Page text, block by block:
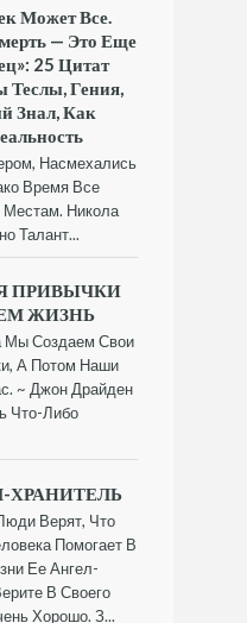
Может Все.
— Это Еще
25 Цитат
Теслы, Гения,
Знал, Как
Насмехались
Время Все
Никола
Талант...
ПРИВЫЧКИ
ЖИЗНЬ
Мы Создаем Свои
А Потом Наши
~ Джон Драйден
Что-Либо
ХРАНИТЕЛЬ
Верят, Что
Помогает В
Ее Ангел-
В Своего
Хорошо. З...